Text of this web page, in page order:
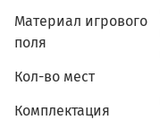
Материал игрового
поля
Кол-во мест
Комплектация